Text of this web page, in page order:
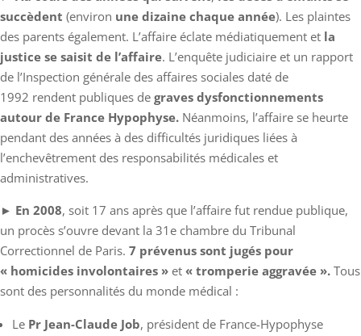
succèdent (environ une dizaine chaque année). Les plaintes
des parents également. L’affaire éclate médiatiquement et la
justice se saisit de l’affaire. L’enquête judiciaire et un rapport
de l’Inspection générale des affaires sociales daté de
1992 rendent publiques de graves dysfonctionnements
autour de France Hypophyse. Néanmoins, l’affaire se heurte
pendant des années à des difficultés juridiques liées à
l’enchevêtrement des responsabilités médicales et
administratives.
► En 2008, soit 17 ans après que l’affaire fut rendue publique,
un procès s’ouvre devant la 31e chambre du Tribunal
Correctionnel de Paris. 7 prévenus sont jugés pour
« homicides involontaires » et « tromperie aggravée ». Tous
sont des personnalités du monde médical :
Le Pr Jean-Claude Job, président de France-Hypophyse